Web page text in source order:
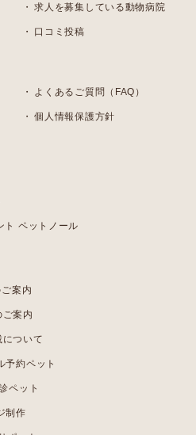
求人を募集している動物病院
口コミ投稿
よくあるご質問（FAQ）
個人情報保護方針
ト ペットノール
案内
案内
について
予約ペット
ペット
制作